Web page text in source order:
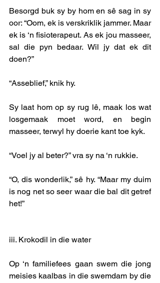
Besorgd buk sy by hom en sê sag in sy
oor: “Oom, ek is verskriklik jammer. Maar
ek is ‘n fisioterapeut. As ek jou masseer,
sal die pyn bedaar. Wil jy dat ek dit
doen?”
“Asseblief,” knik hy.
Sy laat hom op sy rug lê, maak los wat
losgemaak moet word, en begin
masseer, terwyl hy doerie kant toe kyk.
“Voel jy al beter?” vra sy na ‘n rukkie.
“O, dis wonderlik,” sê hy. “Maar my duim
is nog net so seer waar die bal dit getref
het!”
iii. Krokodil in die water
Op ‘n familiefees gaan swem die jong
meisies kaalbas in die swemdam by die